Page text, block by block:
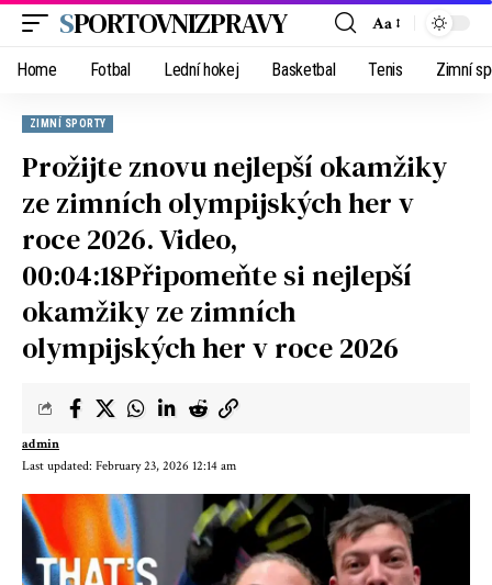
SPORTOVNIZPRAVY Aa
Home Fotbal Lední hokej Basketbal Tenis Zimní
ZIMNÍ SPORTY
Prožijte znovu nejlepší okamžiky
ze zimních olympijských her v
roce 2026. Video,
00:04:18Připomeňte si nejlepší
okamžiky ze zimních
olympijských her v roce 2026
Last updated: February 23, 2026 12:14 am
admin